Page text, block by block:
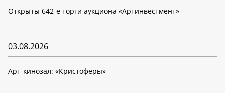
Открыты 642-е торги аукциона «Артинвестмент»
03.08.2026
Арт-кинозал: «Кристоферы»